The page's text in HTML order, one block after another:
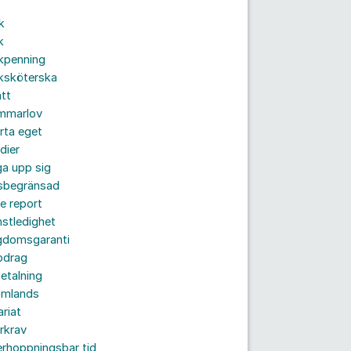
eget
upp sig
report
tid